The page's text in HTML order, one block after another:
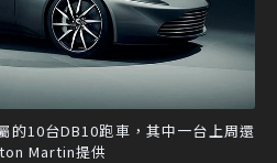
10台DB10跑車，其中一台上周還
Martin提供